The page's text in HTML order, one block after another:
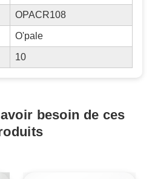
OPACR108
O'pale
10
besoin de ces